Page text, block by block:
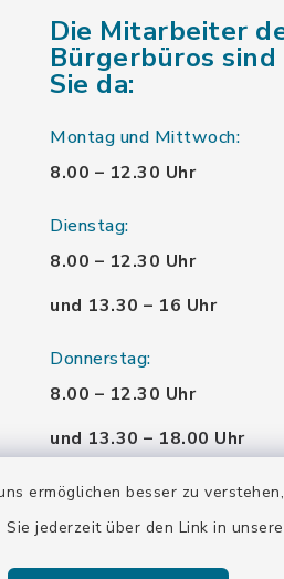
ermöglichen besser zu
jederzeit über den Link in
Die Mitarbeiter
Bürgerbüros
Sie da:
Montag und Mittwoch:
8.00 – 12.30 Uhr
Dienstag:
8.00 – 12.30 Uhr
und 13.30 – 16 Uhr
Donnerstag:
8.00 – 12.30 Uhr
und 13.30 – 18.00 Uhr
Freitag:
8.00 – 12.30 Uhr